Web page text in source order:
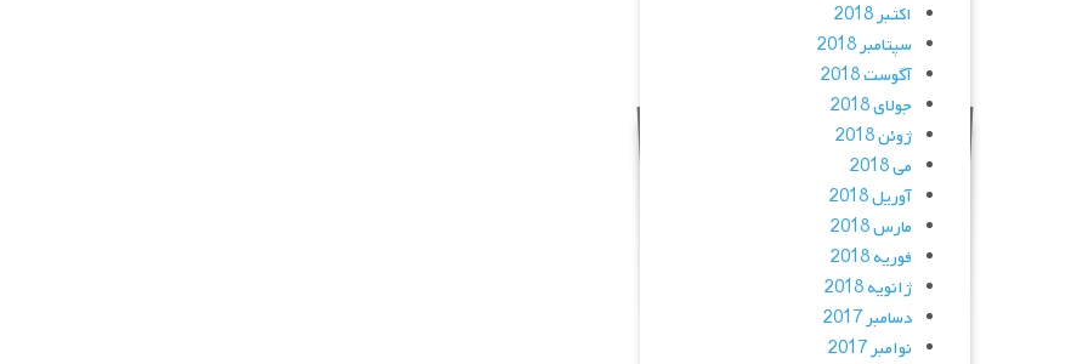
اکتبر 2018
سپتامبر 2018
آگوست 2018
جولای 2018
ژوئن 2018
می 2018
آوریل 2018
مارس 2018
فوریه 2018
ژانویه 2018
دسامبر 2017
نوامبر 2017